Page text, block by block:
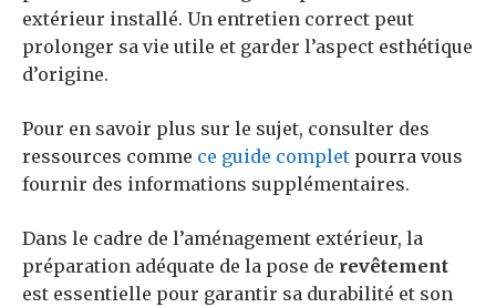
extérieur installé. Un entretien correct peut
prolonger sa vie utile et garder l’aspect esthétique
d’origine.
Pour en savoir plus sur le sujet, consulter des
ressources comme ce guide complet pourra vous
fournir des informations supplémentaires.
Dans le cadre de l’aménagement extérieur, la
préparation adéquate de la pose de revêtement
est essentielle pour garantir sa durabilité et son